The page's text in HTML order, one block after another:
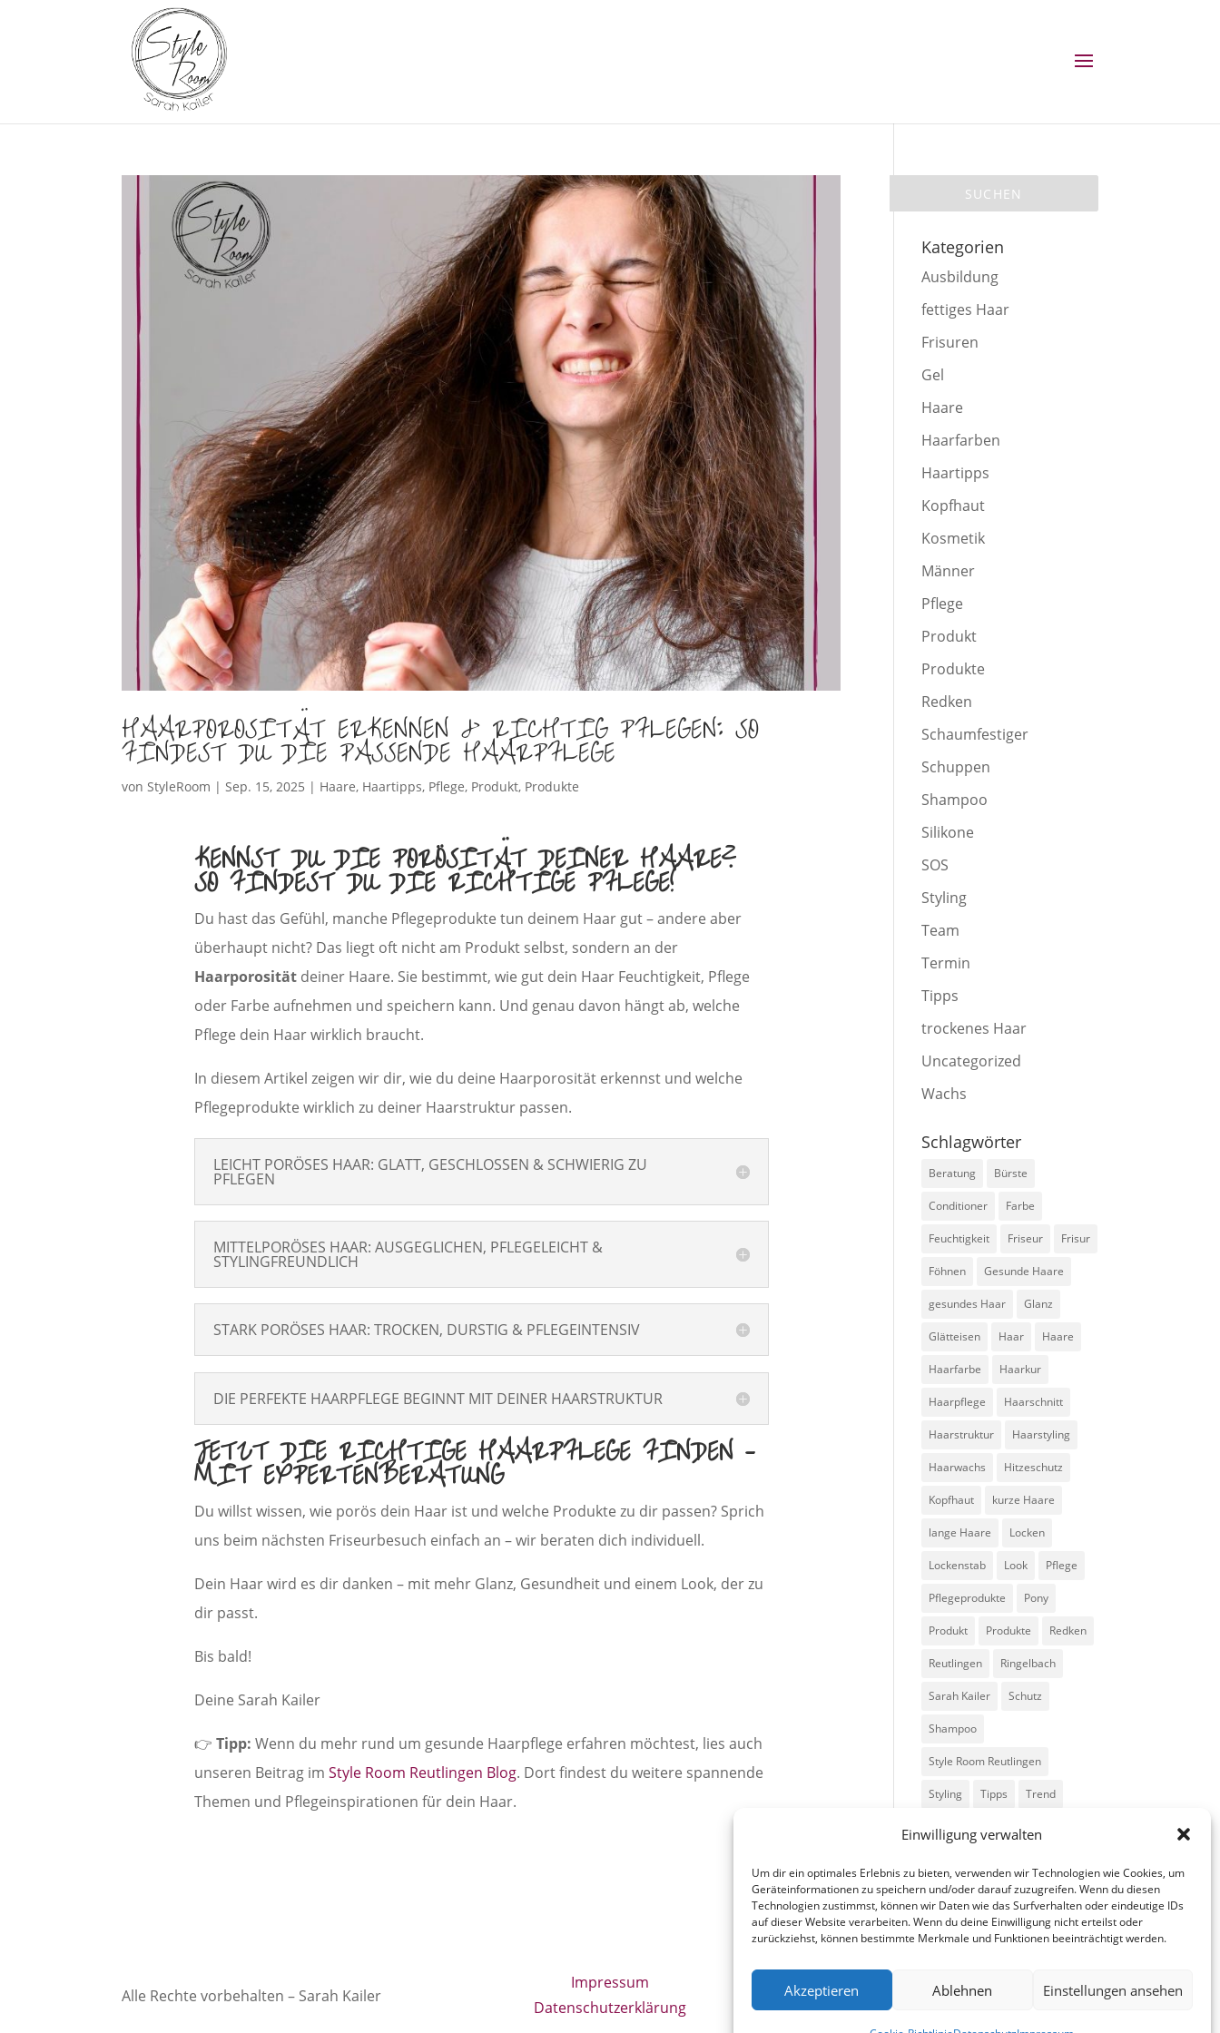
Einwilligung verwalten
Um dir ein optimales Erlebnis zu bieten, verwenden wir Technologien wie Cookies, um
Geräteinformationen zu speichern und/oder darauf zuzugreifen. Wenn du diesen
Technologien zustimmst, können wir Daten wie das Surfverhalten oder eindeutige IDs
auf dieser Website verarbeiten. Wenn du deine Einwilligung nicht erteilst oder
zurückziehst, können bestimmte Merkmale und Funktionen beeinträchtigt werden.
Akzeptieren Ablehnen Einstellungen ansehen
HAARPOROSITÄT ERKENNEN & RICHTIG PFLEGEN: SO
FINDEST DU DIE PASSENDE HAARPFLEGE
vonStyleRoom |Sep. 15, 2025 | Haare, Haartipps, Pflege, Produkt, Produkte
KENNST DU DIE PORÖSITÄT DEINER HAARE?
SO FINDEST DU DIE RICHTIGE PFLEGE!
Du hast das Gefühl, manche Pflegeprodukte tun deinem Haar gut – andere aber
überhaupt nicht? Das liegt oft nicht am Produkt selbst, sondern an der
Haarporositätdeiner Haare. Sie bestimmt, wie gut dein Haar Feuchtigkeit, Pflege
oder Farbe aufnehmen und speichern kann. Und genau davon hängt ab, welche
Pflege dein Haar wirklich braucht.
In diesem Artikel zeigen wir dir, wie du deine Haarporosität erkennst und welche
Pflegeprodukte wirklich zu deiner Haarstruktur passen.
LEICHT PORÖSES HAAR: GLATT, GESCHLOSSEN & SCHWIERIG ZU
PFLEGEN
MITTELPORÖSES HAAR: AUSGEGLICHEN, PFLEGELEICHT &
STYLINGFREUNDLICH
STARK PORÖSES HAAR: TROCKEN, DURSTIG & PFLEGEINTENSIV
DIE PERFEKTE HAARPFLEGE BEGINNT MIT DEINER HAARSTRUKTUR
JETZT DIE RICHTIGE HAARPFLEGE FINDEN –
MIT EXPERTENBERATUNG
Du willst wissen, wie porös dein Haar ist und welche Produkte zu dir passen? Sprich
uns beim nächsten Friseurbesuch einfach an – wir beraten dich individuell.
Dein Haar wird es dir danken – mit mehr Glanz, Gesundheit und einem Look, der zu
dir passt.
Bis bald!
Deine Sarah Kailer
👉 Tipp: Wenn du mehr rund um gesunde Haarpflege erfahren möchtest, lies auch
unseren Beitrag im Style Room Reutlingen Blog. Dort findest du weitere spannende
Themen und Pflegeinspirationen für dein Haar.
Kategorien
Ausbildung
fettiges Haar
Frisuren
Gel
Haare
Haarfarben
Haartipps
Kopfhaut
Kosmetik
Männer
Pflege
Produkt
Produkte
Redken
Schaumfestiger
Schuppen
Shampoo
Silikone
SOS
Styling
Team
Termin
Tipps
trockenes Haar
Uncategorized
Wachs
Schlagwörter
Beratung Bürste
Conditioner Farbe
Feuchtigkeit Friseur Frisur
Föhnen Gesunde Haare
gesundes Haar Glanz
Glätteisen Haar Haare
Haarfarbe Haarkur
Haarpflege Haarschnitt
Haarstruktur Haarstyling
Haarwachs Hitzeschutz
Kopfhaut kurze Haare
lange Haare Locken
Lockenstab Look Pflege
Pflegeprodukte Pony
Produkt Produkte Redken
Reutlingen Ringelbach
Sarah Kailer Schutz
Shampoo
Style Room Reutlingen
Styling Tipps Trend
Trends Volumen
Alle Rechte vorbehalten – Sarah Kailer
Impressum
Datenschutzerklärung